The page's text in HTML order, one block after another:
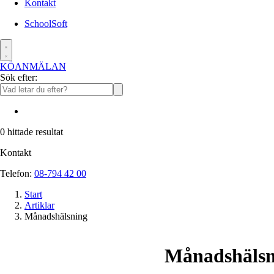
Kontakt
SchoolSoft
KÖANMÄLAN
Sök efter:
0 hittade resultat
Kontakt
Telefon: 08-794 42 00
Start
Artiklar
Månadshälsning